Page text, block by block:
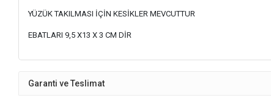
YÜZÜK TAKILMASI İÇİN KESİKLER MEVCUTTUR
EBATLARI 9,5 X13 X 3 CM DİR
Garanti ve Teslimat